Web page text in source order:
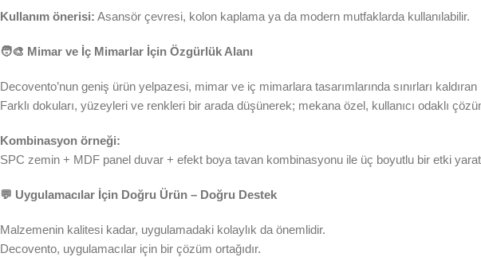
Kullanım önerisi: Asansör çevresi, kolon kaplama ya da modern mutfaklarda kullanılabilir.
🧑‍🎨 Mimar ve İç Mimarlar İçin Özgürlük Alanı
Decovento’nun geniş ürün yelpazesi, mimar ve iç mimarlara tasarımlarında sınırları
Farklı dokuları, yüzeyleri ve renkleri bir arada düşünerek; mekana özel, kullanıcı odaklı
Kombinasyon örneği:
SPC zemin + MDF panel duvar + efekt boya tavan kombinasyonu ile üç boyutlu bir etki
💬 Uygulamacılar İçin Doğru Ürün – Doğru Destek
Malzemenin kalitesi kadar, uygulamadaki kolaylık da önemlidir.
Decovento, uygulamacılar için bir çözüm ortağıdır.